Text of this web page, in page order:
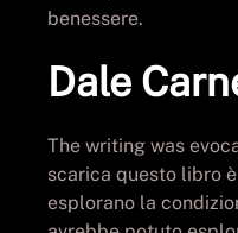
benessere.
Dale
The writing was
scarica questo libro
esplorano la